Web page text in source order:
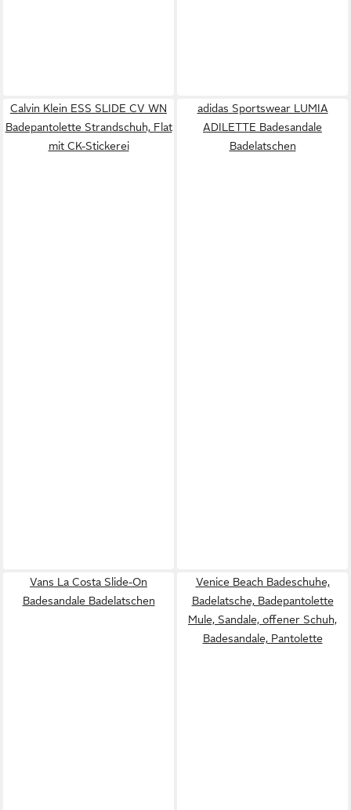
Calvin Klein ESS SLIDE CV WN
Badepantolette Strandschuh, Flat
mit CK-Stickerei
adidas Sportswear LUMIA
ADILETTE Badesandale
Badelatschen
Vans La Costa Slide-On
Badesandale Badelatschen
Venice Beach Badeschuhe,
Badelatsche, Badepantolette
Mule, Sandale, offener Schuh,
Badesandale, Pantolette